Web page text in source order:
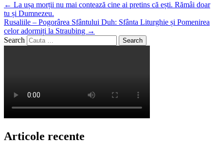
← La ușa morții nu mai contează cine ai pretins că ești. Rămâi doar
tu și Dumnezeu.
Rusaliile – Pogorârea Sfântului Duh: Sfânta Liturghie și Pomenirea
celor adormiți la Straubing →
Search
Articole recente